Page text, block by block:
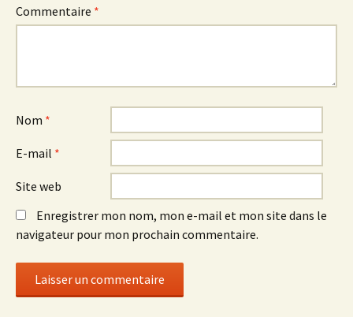
Commentaire *
Nom *
E-mail *
Site web
Enregistrer mon nom, mon e-mail et mon site dans le
navigateur pour mon prochain commentaire.